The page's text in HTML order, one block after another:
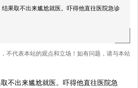
果取不出来尴尬就医。吓得他直往医院急诊
不代表本站的观点和立场！如有问题，请与本站
不出来尴尬就医。吓得他直往医院急